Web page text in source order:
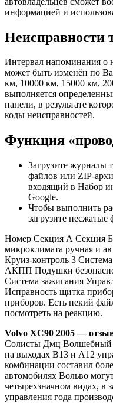
информацией и
Неисправности
Интервал напоминания о
может быть изменён по
км, 10000 км, 15000 км,
выполняется
панели, в результате
коды неисправностей.
Функция
Загрузите журналы
файлов или ZIP-
входящий в Набор
Google.
Чтобы выполнить
загрузите
Номер Секция А Секция
микроклимата ручная и
Круиз-контроль 3
АКПП Подушки
Система зажигания
Исправность щитка
приборов. Есть некий
посмотреть на реакцию.
Volvo XC90 2005 —
Солисты Дмц Волшебный
на выходах В13 и А12
комбинации составил
автомобилях Вольво
четырехзначном видах, в
управления года